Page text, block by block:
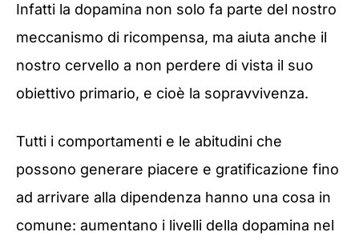
Infatti la dopamina non solo fa parte del nostro
meccanismo di ricompensa, ma aiuta anche il
nostro cervello a non perdere di vista il suo
obiettivo primario, e cioè la sopravvivenza.
Tutti i comportamenti e le abitudini che
possono generare piacere e gratificazione fino
ad arrivare alla dipendenza hanno una cosa in
comune: aumentano i livelli della dopamina nel